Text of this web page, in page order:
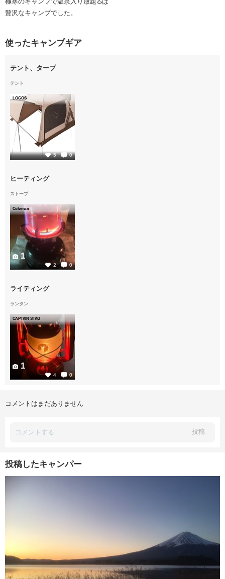
贅沢なキャンプでした。
使ったキャンプギア
テント、タープ
テント
LOGOS
5 0
1
ヒーティング
ストーブ
Coleman
2 0
1
ライティング
ランタン
CAPTAIN STAG
4 0
1
コメントはまだありません
投稿
投稿したキャンパー